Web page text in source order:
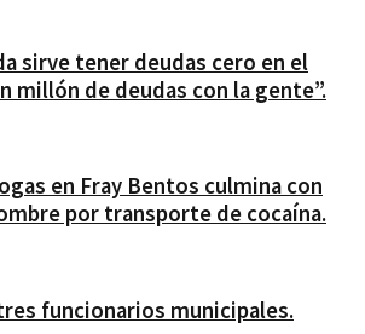
sirve tener deudas cero en el
millón de deudas con la gente”.
en Fray Bentos culmina con
por transporte de cocaína.
funcionarios municipales.